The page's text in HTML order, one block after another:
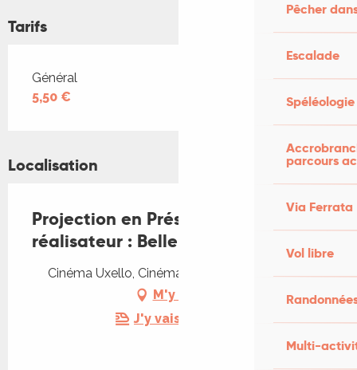
Pêcher
Escalade
Spéléologie
parcours
Via Ferrata
Vol libre
Multi-
Tarifs
Tarifs 2026
Général
5,50 €
Localisation
Projection en Présence du
réalisateur : Belle Enfant
Cinéma Uxello, Cinéma l'uxello, 46110 Vayrac
M'y rendre
J'y vais en train !